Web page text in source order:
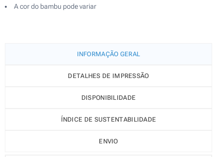
A cor do bambu pode variar
INFORMAÇÃO GERAL
DETALHES DE IMPRESSÃO
DISPONIBILIDADE
ÍNDICE DE SUSTENTABILIDADE
ENVIO